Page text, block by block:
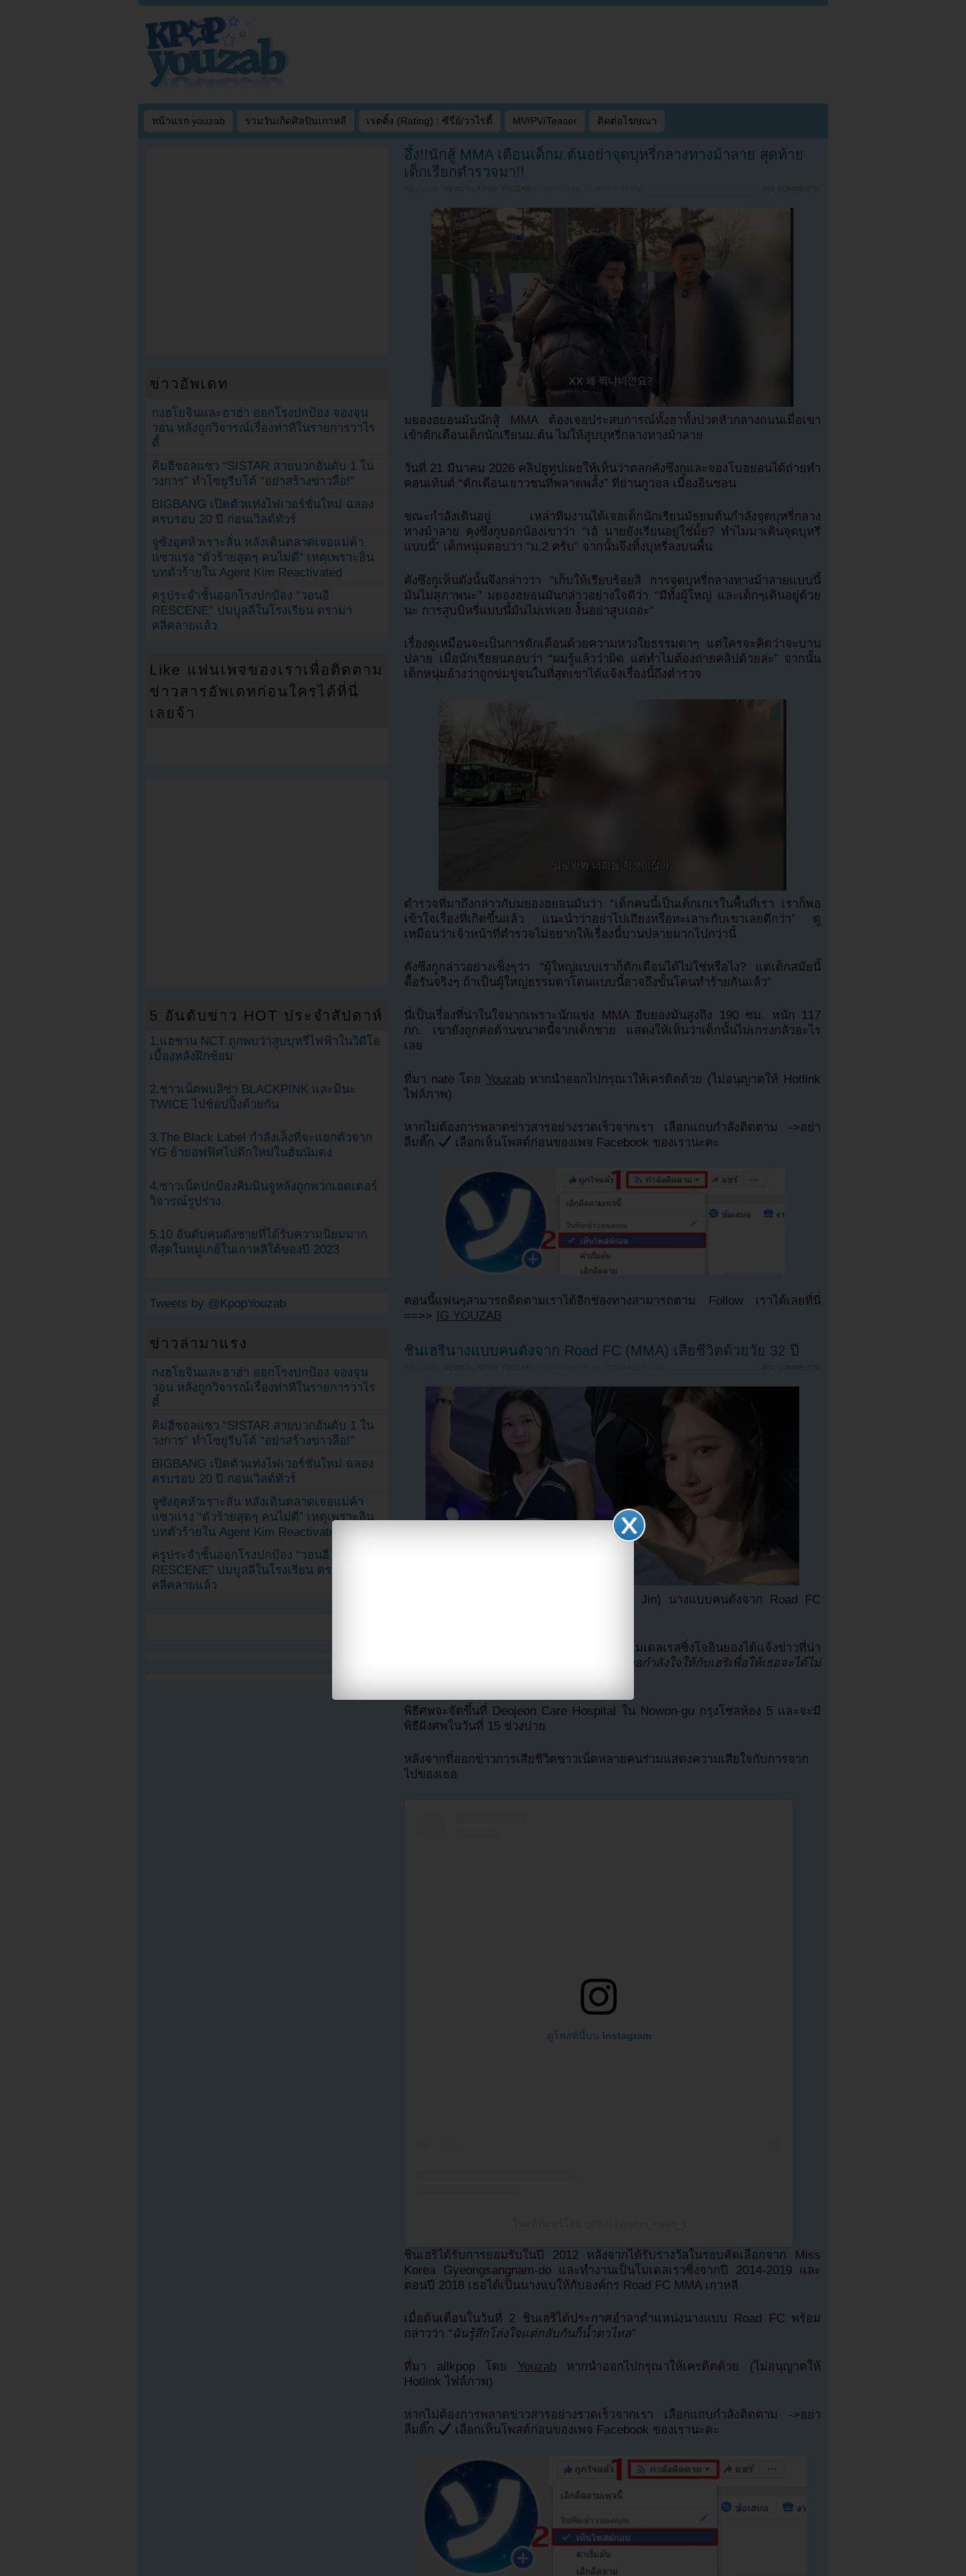
หน้าแรก youzab รวมวันเกิดศิลปินเกาหลี เรตติ้ง (Rating) : ซีรี่ย์/วาไรตี้ MV/PV/Teaser ติดต่อโฆษณา
อึ้ง!!นักสู้ MMA เตือนเด็กม.ต้นอย่าจุดบุหรี่กลางทางม้าลาย สุดท้าย
เด็กเรียกตำรวจมา!!
NEWS KPOP YOUZAB NO COMMENTS
มยองฮยอนมันนักสู้ MMA ต้องเจอประสบการณ์ทั้งฮาทั้งปวดหัวกลางถนนเมื่อเขา
เข้าตักเตือนเด็กนักเรียนม.ต้น ไม่ให้สูบบุหรี่กลางทางม้าลาย
วันที่ 21 มีนาคม 2026 คลิปยูทูปเผยให้เห็นว่าตลกคังซึงกูและจองโบฮยอนได้ถ่ายทำ
คอนเท้นต์ “ดักเตือนเยาวชนที่พลาดพลั้ง” ที่ย่านกูวอล เมืองอินชอน
ขณะกำลังเดินอยู่ เหล่าทีมงานได้เจอเด็กนักเรียนมัธยมต้นกำลังจุดบุหรี่กลาง
ทางม้าลาย คุงซึงกูบอกน้องเขาว่า “เฮ้ นายยังเรียนอยู่ใช่มั้ย? ทำไมมาเดินจุดบุหรี่
แบบนี้” เด็กหนุ่มตอบว่า “ม.2 ครับ” จากนั้นจึงทิ้งบุหรี่ลงบนพื้น
คังซึงกูเห็นดังนั้นจึงกล่าวว่า “เก็บให้เรียบร้อยสิ การจุดบุหรี่กลางทางม้าลายแบบนี้
มันไม่สุภาพนะ” มยองฮยอนมันกล่าวอย่างใจดีว่า “มีทั้งผู้ใหญ่ และเด็กๆเดินอยู่ด้วย
นะ การสูบบิหรี่แบบนี้มันไม่เท่เลย งั้นอย่าสูบเถอะ”
เรื่องดูเหมือนจะเป็นการตักเตือนด้วยความห่วงใยธรรมดาๆ แต่ใครจะคิดว่าจะบาน
ปลาย เมื่อนักเรียยนตอบว่า “ผมรู้แล้วว่าผิด แต่ทำไมต้องถ่ายคลิปด้วยล่ะ” จากนั้น
เด็กหนุ่มอ้างว่าถูกข่มขู่จนในที่สุดเขาได้แจ้งเรื่องนี้ถึงตำรวจ
ตำรวจที่มาถึงกล่าวกับมยองฮยอนมันว่า “เด็กคนนี้เป็นเด็กเกเรในพื้นที่เรา เราก็พอ
เข้าใจเรื่องที่เกิดขึ้นแล้ว แนะนำว่าอย่าไปเถียงหรือทะเลาะกับเขาเลยดีกว่า” ดู
เหมือนว่าเจ้าหน้าที่ตำรวจไม่อยากให้เรื่องนี้บานปลายมากไปกว่านี้
คังซึงกูกล่าวอย่างเซ็งๆว่า “ผู้ใหญ่แบบเราก็ตักเตือนได้ไม่ใช่หรือไง? แต่เด็กสมัยนี้
ดื้อรันจริงๆ ถ้าเป็นผู้ใหญ่ธรรมดาโดนแบบนี้อาจถึงขั้นโดนทำร้ายกันแล้ว”
นี่เป็นเรื่องที่น่าในใจมากเพราะนักแข่ง MMA อีบยองมันสูงถึง 190 ซม. หนัก 117
กก. เขายังถูกต่อต้านขนาดนี้จากเด็กชาย แสดงให้เห็นว่าเด็กนั้นไม่เกรงกลัวอะไร
เลย
ที่มา nate โดย Youzab หากนำออกไปกรุณาให้เครดิตด้วย (ไม่อนุญาตให้ Hotlink
ไฟล์ภาพ)
หากไม่ต้องการพลาดข่าวสารอย่างรวดเร็วจากเรา เลือกแถบกำลังติดตาม ->อย่า
ลืมติ๊ก
เลือกเห็นโพสต์ก่อนของเพจ Facebook ของเรานะคะ
ตอนนี้แฟนๆสามารถติดตามเราได้อีกช่องทางสามารถตาม Follow เราได้เลยที่นี่
==>>
IG YOUZAB
ชินเฮรินางแบบคนดังจาก Road FC (MMA) เสียชีวิตด้วยวัย 32 ปี
NEWS KPOP YOUZAB NO COMMENTS
ชินเฮริ (Shin Haeri หรือชื่อจริง Shin Hwa Jin) นางแบบคนดังจาก Road FC
ในวันที่ 14 กันยายน 2024 ตามเวลาท้องถิ่น โมเดลเรสซิ่งโจอินยองได้แจ้งข่าวที่น่า
“โปรดร่วมไว้อาลัยและขอกำลังใจให้กับเฮริเพื่อให้เธอจะได้ไม่
พิธีศพจะจัดขึ้นที่ Deojeon Care Hospital ใน Nowon-gu กรุงโซลห้อง 5 และจะมี
พิธีฝังศพในวันที่ 15 ช่วงบ่าย
หลังจากที่ออกข่าวการเสียชีวิตชาวเน็ตหลายคนร่วมแสดงความเสียใจกับการจาก
ไปของเธอ
ดูโพสต์นี้บน Instagram
ชินเฮริได้รับการยอมรับในปี 2012 หลังจากได้รับรางวัลในรอบคัดเลือกจาก Miss
Korea Gyeongsangnam-do และทำงานเป็นโมเดลเรวซิ่งจากปี 2014-2019 และ
ตอนปี 2018 เธอได้เป็นนางแบให้กับองค์กร Road FC MMA เกาหลี
เมื่อต้นเดือนในวันที่ 2 ชินเฮริได้ประกาศอำลาตำแหน่งนางแบบ Road FC พร้อม
กล่าวว่า “ฉันรู้สึกโล่งใจแต่กลับกันก็น้ำตาไหล”
ที่มา allkpop โดย Youzabหากนำออกไปกรุณาให้เครดิตด้วย (ไม่อนุญาตให้
Hotlink ไฟล์ภาพ)
หากไม่ต้องการพลาดข่าวสารอย่างรวดเร็วจากเรา เลือกแถบกำลังติดตาม ->อย่า
ลืมติ๊ก
เลือกเห็นโพสต์ก่อนของเพจ Facebook ของเรานะคะ
ข่าวอัพเดท
กงฮโยจินและฮาฮ่า ออกโรงปกป้อง จองจุน
วอน หลังถูกวิจารณ์เรื่องท่าทีในรายการวาไร
ตี้
คิมฮีชอลแซว “SISTAR สายบวกอันดับ 1 ใน
วงการ” ทำโซยูรีบโต้ “อย่าสร้างข่าวลือ!”
BIGBANG เปิดตัวแท่งไฟเวอร์ชั่นใหม่ ฉลอง
ครบรอบ 20 ปี ก่อนเวิลด์ทัวร์
จูซังอุคหัวเราะลั่น หลังเดินตลาดเจอแม่ค้า
แซวแรง “ตัวร้ายสุดๆ คนไม่ดี” เหตุเพราะอิน
บทตัวร้ายใน Agent Kim Reactivated
ครูประจำชั้นออกโรงปกป้อง “วอนอี
RESCENE” ปมบูลลี่ในโรงเรียน ดราม่า
คลี่คลายแล้ว
Like แฟนเพจของเราเพื่อติดตาม
ข่าวสารอัพเดทก่อนใครได้ที่นี่
เลยจ้า
5 อันดับข่าว HOT ประจำสัปดาห์
1.แฮชาน NCT ถูกพบว่าสูบบุหรี่ไฟฟ้าในวิดีโอ
เบื้องหลังฝึกซ้อม
2.ชาวเน็ตพบลิซ่า BLACKPINK และมินะ
TWICE ไปช้อปปิ้งด้วยกัน
3.The Black Label กำลังเล็งที่จะแยกตัวจาก
YG ย้ายอฟฟิศไปตึกใหม่ในฮันนัมดง
4.ชาวเน็ตปกป้องคิมมินจูหลังถูกพวกเฮดเตอร์
วิจารณ์รูปร่าง
5.10 อันดับคนดังชายที่ได้รับความนิยมมาก
ที่สุดในหมู่เกย์ในเกาหลีใต้ของปี 2023
Tweets by @KpopYouzab
ข่าวล่ามาแรง
กงฮโยจินและฮาฮ่า ออกโรงปกป้อง จองจุน
วอน หลังถูกวิจารณ์เรื่องท่าทีในรายการวาไร
ตี้
คิมฮีชอลแซว “SISTAR สายบวกอันดับ 1 ใน
วงการ” ทำโซยูรีบโต้ “อย่าสร้างข่าวลือ!”
BIGBANG เปิดตัวแท่งไฟเวอร์ชั่นใหม่ ฉลอง
ครบรอบ 20 ปี ก่อนเวิลด์ทัวร์
จูซังอุคหัวเราะลั่น หลังเดินตลาดเจอแม่ค้า
แซวแรง “ตัวร้ายสุดๆ คนไม่ดี” เหตุเพราะอิน
บทตัวร้ายใน Agent Kim Reactivated
ครูประจำชั้นออกโรงปกป้อง “วอนอี
RESCENE” ปมบูลลี่ในโรงเรียน ดราม่า
คลี่คลายแล้ว